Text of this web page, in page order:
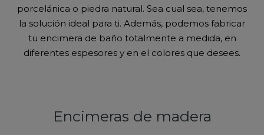
porcelánica o piedra natural. Sea cual sea, tenemos
la solución ideal para ti. Además, podemos fabricar
tu encimera de baño totalmente a medida, en
diferentes espesores y en el colores que desees.
Encimeras de madera